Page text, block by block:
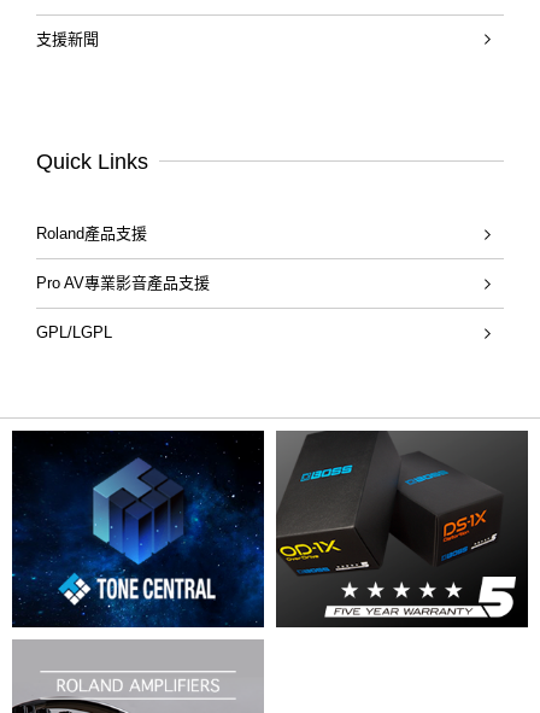
支援新聞
Quick Links
Roland產品支援
Pro AV專業影音產品支援
GPL/LGPL